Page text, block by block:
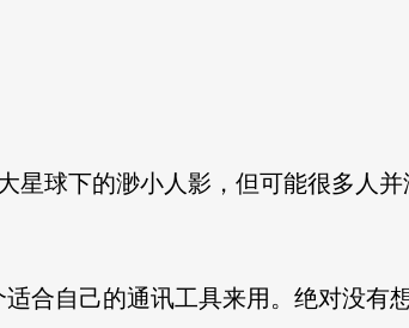
星球下的渺小人影，但可能很多人
合自己的通讯工具来用。绝对没有